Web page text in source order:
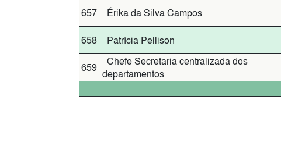
657 Érika da Silva Campos
658 Patrícia Pellison
659
Chefe Secretaria centralizada dos
departamentos